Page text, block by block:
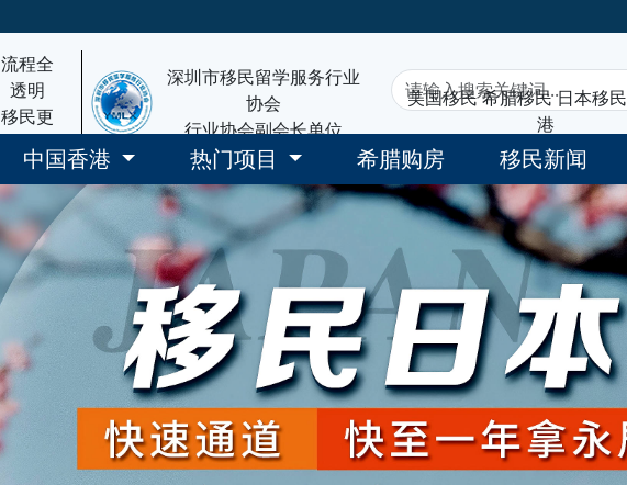
流程全
透明
移民更
放心
深圳市移民留学服务行业
协会
行业协会副会长单位
美国移民希腊移民日本移民
港
中国香港 热门项目 希腊购房 移民新闻